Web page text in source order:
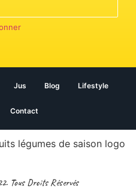
Jus Blog Lifestyle
Contact
Tous Droits Réservés